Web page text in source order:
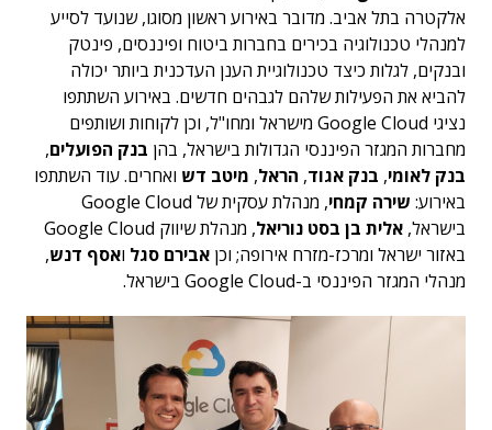
אלקטרה בתל אביב. מדובר באירוע ראשון מסוגו, שנועד לסייע
למנהלי טכנולוגיה בכירים בחברות ביטוח ופיננסים, פינטק
ובנקים, לגלות כיצד טכנולוגיית הענן העדכנית ביותר יכולה
להביא את הפעילות שלהם לגבהים חדשים. באירוע השתתפו
נציגי Google Cloud מישראל ומחו"ל, וכן לקוחות ושותפים
מחברות המגזר הפיננסי הגדולות בישראל, בהן בנק הפועלים,
בנק לאומי, בנק אגוד, הראל, מיטב דש ואחרים. עוד השתתפו
באירוע: שירה קמחי
, מנהלת עסקית של Google Cloud
בישראל, אלית בן בסט נוריאל
, מנהלת שיווק Google Cloud
באזור ישראל ומרכז-מזרח אירופה; וכן אבירם סגל ואסף דנש,
מנהלי המגזר הפיננסי ב-Google Cloud בישראל.